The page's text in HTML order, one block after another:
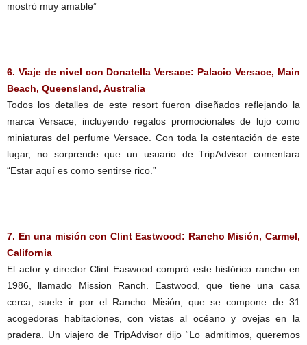
mostró muy amable”
6. Viaje de nivel con Donatella Versace: Palacio Versace, Main
Beach, Queensland, Australia
Todos los detalles de este resort fueron diseñados reflejando la
marca Versace, incluyendo regalos promocionales de lujo como
miniaturas del perfume Versace. Con toda la ostentación de este
lugar, no sorprende que un usuario de TripAdvisor comentara
“Estar aquí es como sentirse rico.”
7. En una misión con Clint Eastwood: Rancho Misión, Carmel,
California
El actor y director Clint Easwood compró este histórico rancho en
1986, llamado Mission Ranch. Eastwood, que tiene una casa
cerca, suele ir por el Rancho Misión, que se compone de 31
acogedoras habitaciones, con vistas al océano y ovejas en la
pradera. Un viajero de TripAdvisor dijo “Lo admitimos, queremos